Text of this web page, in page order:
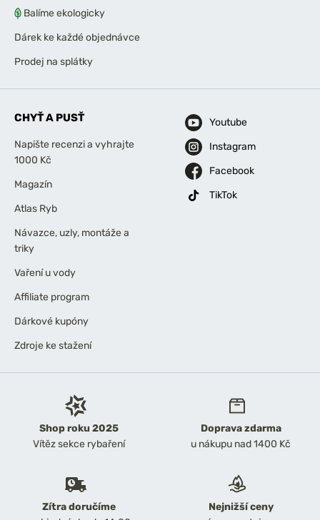
Shop roku 2025
Vítěz sekce rybaření
Doprava zdarma
u nákupu nad 1400 Kč
Zítra doručíme
Nejnižší ceny
Balíme ekologicky
Dárek ke každé objednávce
Prodej na splátky
CHYŤ A PUSŤ
Napište recenzi a vyhrajte
1000 Kč
Magazín
Atlas Ryb
Návazce, uzly, montáže a
triky
Vaření u vody
Affiliate program
Dárkové kupóny
Zdroje ke stažení
Youtube
Instagram
Facebook
TikTok